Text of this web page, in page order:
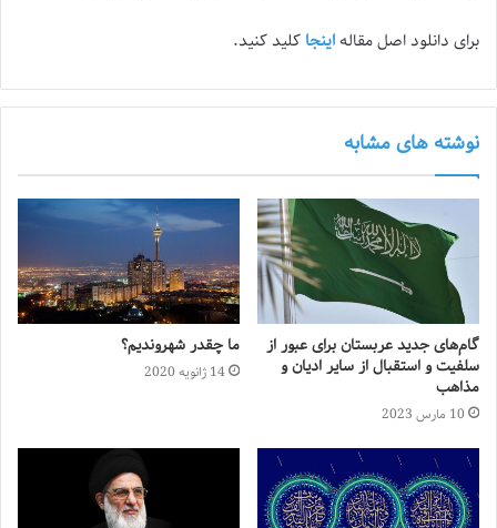
برای دانلود اصل مقالهاینجا کلید کنید.
نوشته های مشابه
گام‎‌های جدید عربستان برای عبور از
سلفیت و استقبال از سایر ادیان و
مذاهب
10 مارس 2023
ما چقدر شهروندیم؟
14 ژانویه 2020